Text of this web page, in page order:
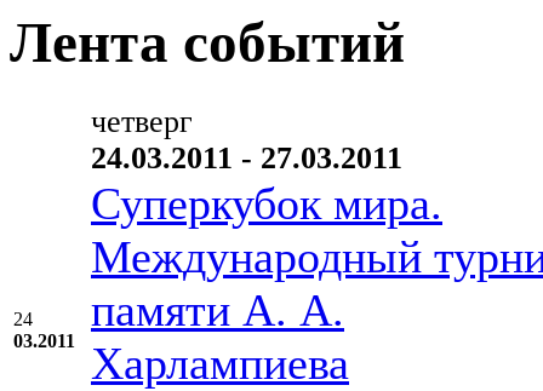
Лента событий
24
03.2011
четверг
24.03.2011 - 27.03.2011
Суперкубок мира.
Международный
памяти А. А.
Харлампиева